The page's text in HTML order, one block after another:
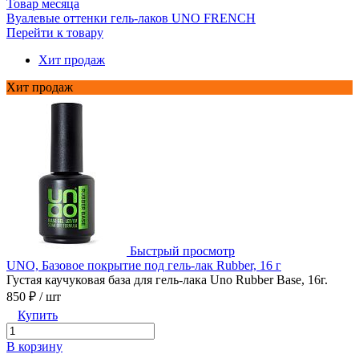
Товар месяца
Вуалевые оттенки гель-лаков UNO FRENCH
Перейти к товару
Хит продаж
Хит продаж
Быстрый просмотр
UNO, Базовое покрытие под гель-лак Rubber, 16 г
Густая каучуковая база для гель-лака Uno Rubber Base, 16г.
850 ₽ / шт
Купить
В корзину